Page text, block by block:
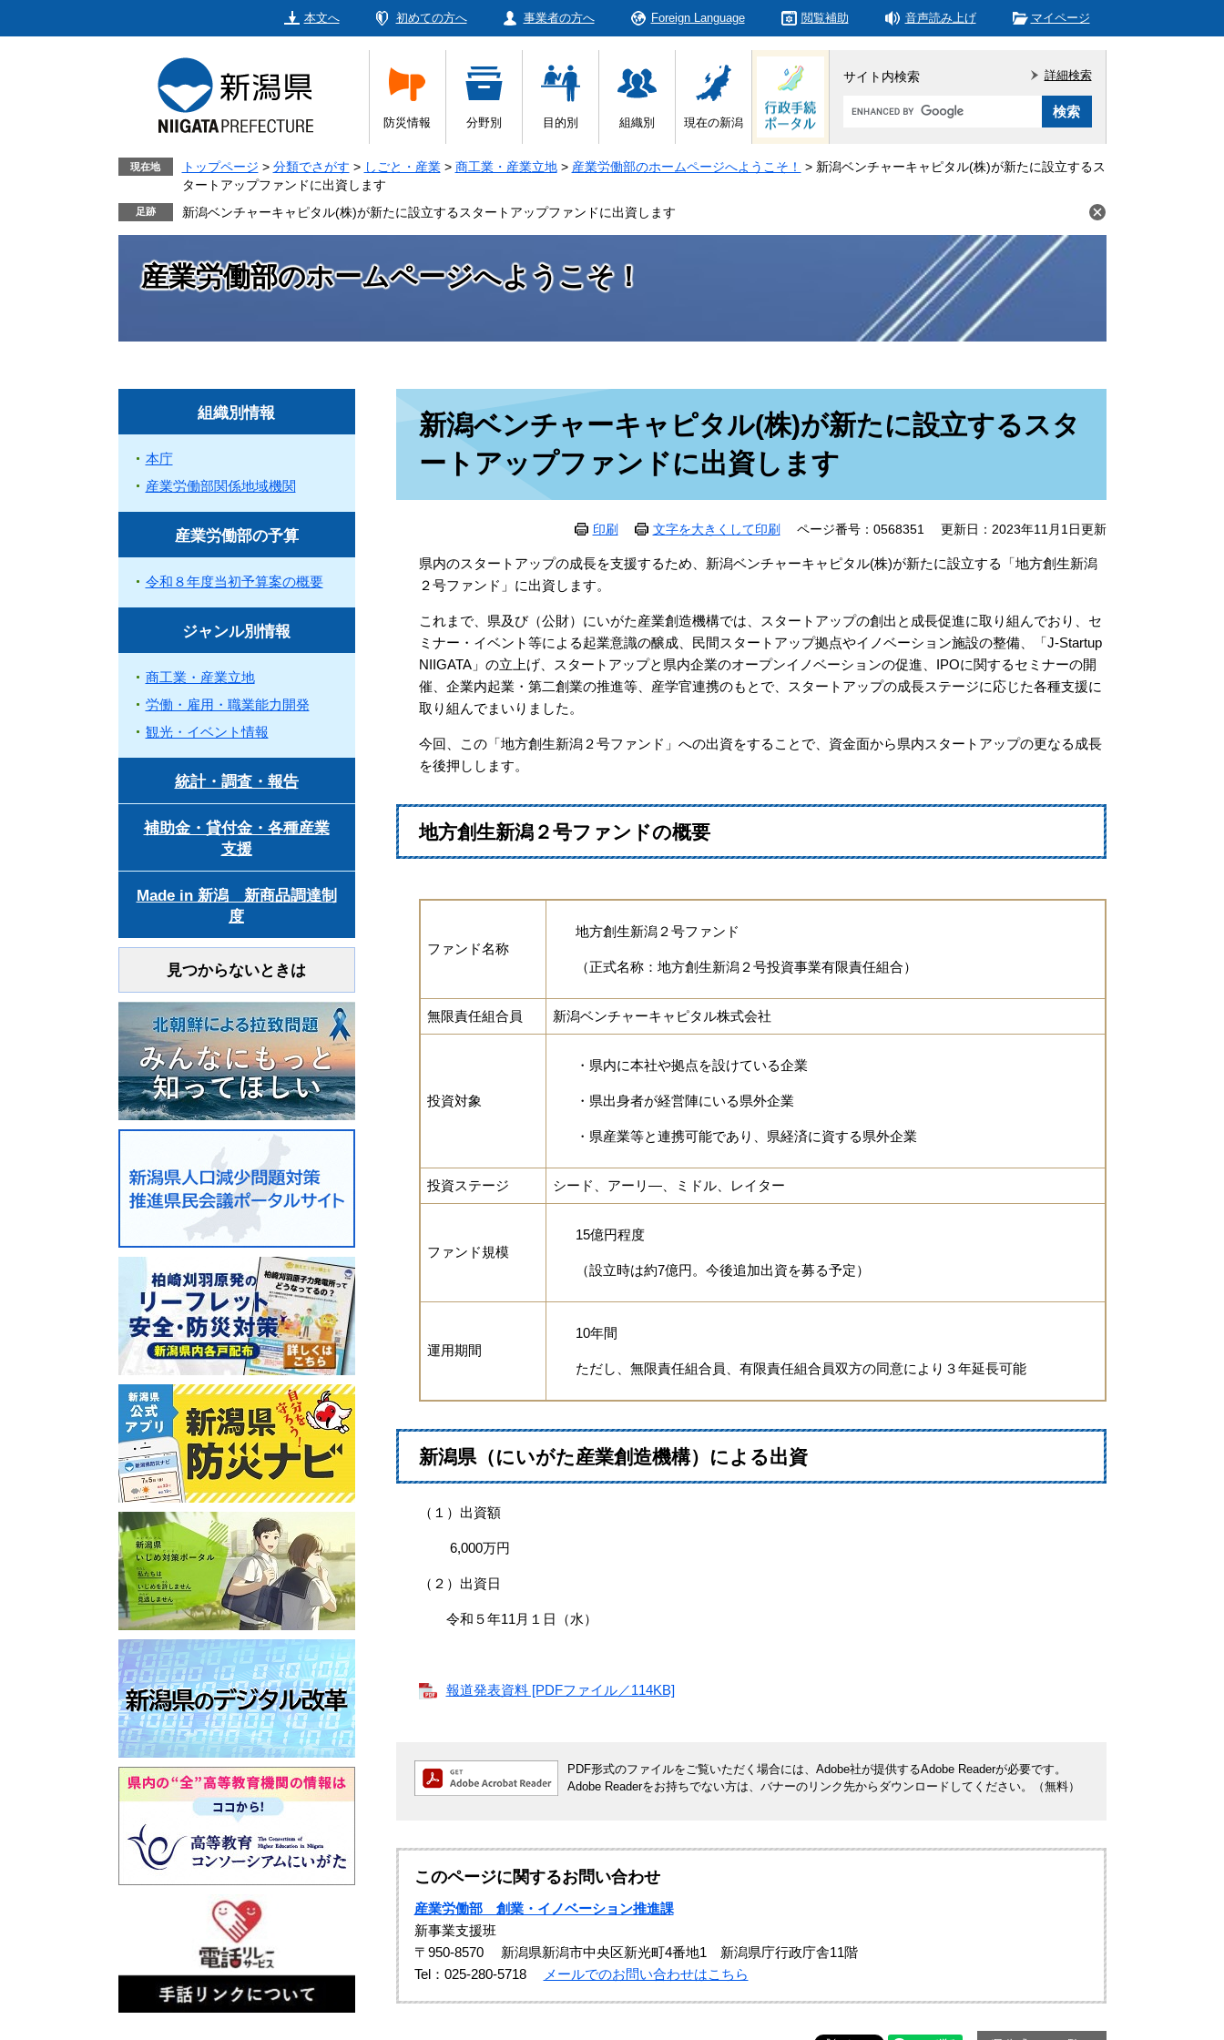
本文へ 初めての方へ 事業者の方へ Foreign Language 閲覧補助 音声読み上げ マイページ
防災情報 分野別 目的別 組織別 現在の新潟
サイト内検索
Google
タ
詳細検索
現在地 トップページ > 分類でさがす > しごと・産業 > 商工業・産業立地 > 産業労働部のホームページへようこそ！ > 新潟ベンチャーキャピタル(株)が新たに設立するス
タートアップファンドに出資します
新潟ベンチャーキャピタル(株)が新たに設立するスタートアップファンドに出資します
産業労働部のホームページへようこそ！
新潟ベンチャーキャピタル(株)が新たに設立するスタ
ートアップファンドに出資します
印刷 文字を大きくして印刷 ページ番号：0568351 更新日：2023年11月1日更新
県内のスタートアップの成長を支援するため、新潟ベンチャーキャピタル(株)が新たに設立する「地方創生新潟
２号ファンド」に出資します。
これまで、県及び（公財）にいがた産業創造機構では、スタートアップの創出と成長促進に取り組んでおり、セ
ミナー・イベント等による起業意識の醸成、民間スタートアップ拠点やイノベーション施設の整備、「J-Startup
NIIGATA」の立上げ、スタートアップと県内企業のオープンイノベーションの促進、IPOに関するセミナーの開
催、企業内起業・第二創業の推進等、産学官連携のもとで、スタートアップの成長ステージに応じた各種支援に
取り組んでまいりました。
今回、この「地方創生新潟２号ファンド」への出資をすることで、資金面から県内スタートアップの更なる成長
を後押しします。
地方創生新潟２号ファンドの概要
ファンド名称
地方創生新潟２号ファンド
（正式名称：地方創生新潟２号投資事業有限責任組合）
無限責任組合員 新潟ベンチャーキャピタル株式会社
投資対象
・県内に本社や拠点を設けている企業
・県出身者が経営陣にいる県外企業
・県産業等と連携可能であり、県経済に資する県外企業
投資ステージ シード、アーリ―、ミドル、レイター
ファンド規模
15億円程度
（設立時は約7億円。今後追加出資を募る予定）
運用期間
10年間
ただし、無限責任組合員、有限責任組合員双方の同意により３年延長可能
新潟県（にいがた産業創造機構）による出資
（１）出資額​
6,000万円
（２）出資日
令和５年11月１日（水）
報道発表資料 [PDFファイル／114KB]
PDF形式のファイルをご覧いただく場合には、Adobe社が提供するAdobe Readerが必要です。
Adobe Readerをお持ちでない方は、バナーのリンク先からダウンロードしてください。（無料）
このページに関するお問い合わせ
産業労働部 創業・イノベーション推進課
新事業支援班
〒950-8570
新潟県新潟市中央区新光町4番地1 新潟県庁行政庁舎11階
Tel：025-280-5718
メールでのお問い合わせはこちら
組織別情報
本庁
産業労働部関係地域機関
産業労働部の予算
令和８年度当初予算案の概要
ジャンル別情報
商工業・産業立地
労働・雇用・職業能力開発
観光・イベント情報
統計・調査・報告
補助金・貸付金・各種産業
支援
Made in 新潟 新商品調達制
度
見つからないときは